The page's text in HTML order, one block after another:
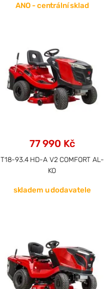
ANO - centrální sklad
77 990 Kč
T18-93.4 HD-A V2 COMFORT AL-
KO
skladem u dodavatele